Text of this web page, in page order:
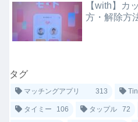
【with】カ
方・解除方
タグ
マッチングアプリ 313
タイミー 106 タップル 72